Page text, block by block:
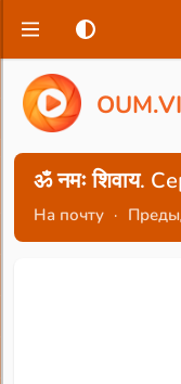
OUM.VI
ॐ नमः शिवाय.
На почту ·